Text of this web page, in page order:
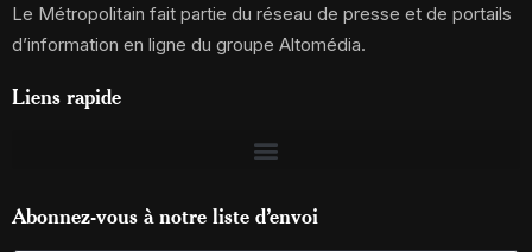
Le Métropolitain fait partie du réseau de presse et de portails
d’information en ligne du groupe Altomédia.
Liens rapide
Abonnez-vous à notre liste d’envoi